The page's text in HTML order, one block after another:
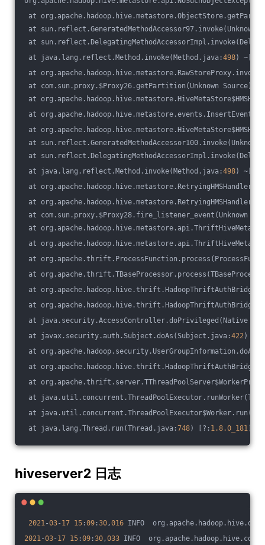
at
at sun.reflect.GeneratedMethodAccessor97.invoke(Unknown
at
at java.lang.reflect.Method.invoke(Method.java:498) ~[?:
at
at com.sun.proxy.$Proxy26.getPartition(Unknown Source)
at
at
at
at sun.reflect.GeneratedMethodAccessor100.invoke(Unknown
at
at java.lang.reflect.Method.invoke(Method.java:498) ~[?:
at
at
at com.sun.proxy.$Proxy28.fire_listener_event(Unknown
at
at
at
at
at
at
at java.security.AccessController.doPrivileged(Native
at javax.security.auth.Subject.doAs(Subject.java:422) [?:
at
at
at
at
at
at java.lang.Thread.run(Thread.java:748) [?: 1.8.0_181
hiveserver2 日志
2021-03- 17 15 :09 :30,016 INFO
2021-03- 17 15 :09 :30,033 INFO